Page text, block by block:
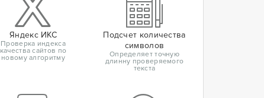
Яндекс ИКС
Проверка индекса
качества сайтов по
новому алгоритму
Подсчет количества
символов
Определяет точную
длинну проверяемого
текста